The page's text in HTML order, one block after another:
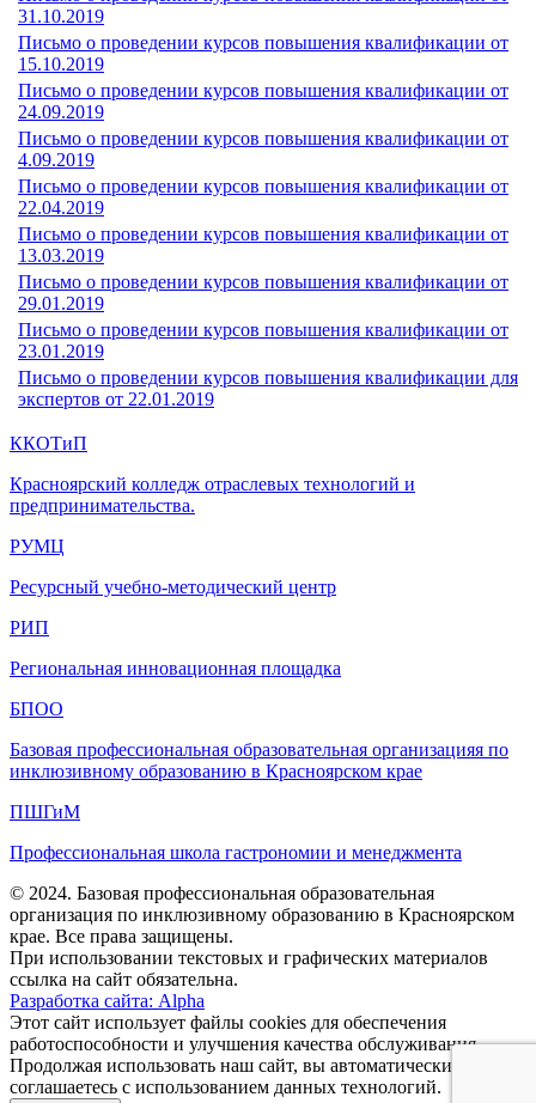
31.10.2019
Письмо о проведении курсов повышения квалификации от
15.10.2019
Письмо о проведении курсов повышения квалификации от
24.09.2019
Письмо о проведении курсов повышения квалификации от
4.09.2019
Письмо о проведении курсов повышения квалификации от
22.04.2019
Письмо о проведении курсов повышения квалификации от
13.03.2019
Письмо о проведении курсов повышения квалификации от
29.01.2019
Письмо о проведении курсов повышения квалификации от
23.01.2019
Письмо о проведении курсов повышения квалификации для
экспертов от 22.01.2019
ККОТиП
Красноярский колледж отраслевых технологий и
предпринимательства.
РУМЦ
Ресурсный учебно-методический центр
РИП
Региональная инновационная площадка
БПОО
Базовая профессиональная образовательная организацияя по
инклюзивному образованию в Красноярском крае
ПШГиМ
Профессиональная школа гастрономии и менеджмента
© 2024. Базовая профессиональная образовательная
организация по инклюзивному образованию в Красноярском
крае. Все права защищены.
При использовании текстовых и графических материалов
ссылка на сайт обязательна.
Разработка сайта: Alpha
Этот сайт использует файлы cookies для обеспечения
работоспособности и улучшения качества обслуживания.
Продолжая использовать наш сайт, вы автоматически
соглашаетесь с использованием данных технологий.